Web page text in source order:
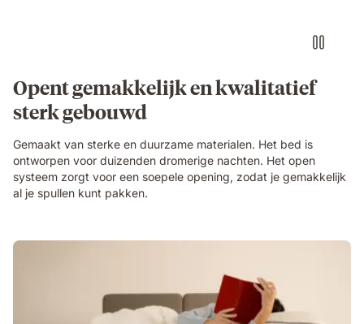
Opent gemakkelijk en kwalitatief
sterk gebouwd
Gemaakt van sterke en duurzame materialen. Het bed is
ontworpen voor duizenden dromerige nachten. Het open
systeem zorgt voor een soepele opening, zodat je gemakkelijk
al je spullen kunt pakken.